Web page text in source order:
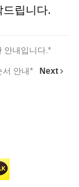
드립니다.
안내입니다.*
서 안내* Next